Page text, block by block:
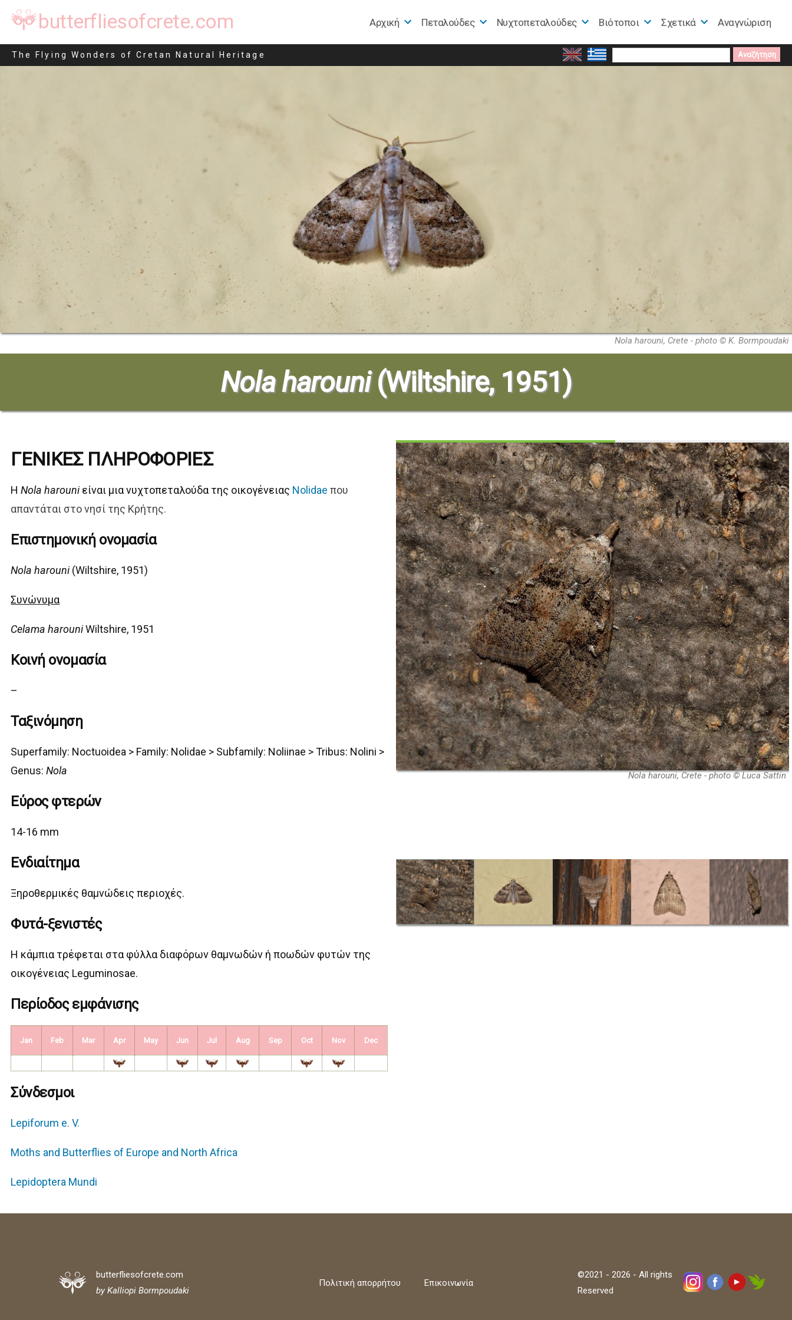
butterfliesofcrete.com
The Flying Wonders of Cretan Natural Heritage
Αρχική Πεταλούδες Nυχτοπεταλούδες Βιότοποι Σχετικά Αναγνώριση
Search
Nola harouni
Nola harouni, Crete - photo © K. Bormpoudaki
Nola harouni(Wiltshire, 1951)
ΓΕΝΙΚΕΣ ΠΛΗΡΟΦΟΡΙΕΣ
ΗNola harouni είναι μια νυχτοπεταλούδα της οικογένειας Nolidae που
απαντάται στο νησί της Κρήτης.
Επιστημονική ονομασία
Nola harouni (Wiltshire, 1951)
Συνώνυμα
Celama harouniWiltshire, 1951
Κοινή ονομασία
–
Ταξινόμηση
Superfamily: Noctuoidea > Family: Nolidae > Subfamily: Noliinae > Tribus: Nolini >
Genus:Nola
Εύρος φτερών
14-16 mm
Ενδιαίτημα
Ξηροθερμικές θαμνώδεις περιοχές.
Φυτά-ξενιστές
Η κάμπια τρέφεται στα φύλλα διαφόρων θαμνωδών ή ποωδών φυτών της
οικογένειας Leguminosae.
Περίοδος εμφάνισης
Jan Feb Mar Apr May Jun Jul Aug Sep Oct Nov Dec
Σύνδεσμοι
Lepiforum e. V.
Moths and Butterflies of Europe and North Africa
Lepidoptera Mundi
Nola harouni, Crete - photo © Luca Sattin
butterfliesofcrete.com
by Kalliopi Bormpoudaki
Πολιτική απορρήτου Επικοινωνία
©2021 - 2026 - All rights
Reserved